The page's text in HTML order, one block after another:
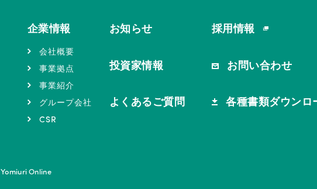
企業情報
会社概要
事業拠点
事業紹介
グループ会社
CSR
お知らせ
投資家情報
よくあるご質問
採用情報
お問い合わせ
各種書類ダウンロ
Yomiuri Online